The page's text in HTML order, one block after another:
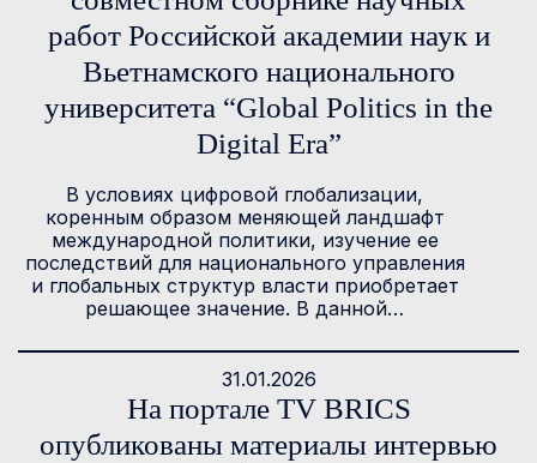
работ Российской академии наук и
Вьетнамского национального
университета “Global Politics in the
Digital Era”
В условиях цифровой глобализации,
коренным образом меняющей ландшафт
международной политики, изучение ее
последствий для национального управления
и глобальных структур власти приобретает
решающее значение. В данной…
31.01.2026
На портале TV BRICS
опубликованы материалы интервью